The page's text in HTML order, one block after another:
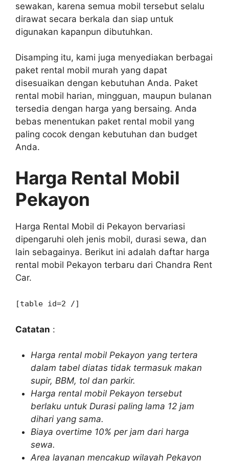
sewakan, karena semua mobil tersebut selalu
dirawat secara berkala dan siap untuk
digunakan kapanpun dibutuhkan.
Disamping itu, kami juga menyediakan berbagai
paket rental mobil murah yang dapat
disesuaikan dengan kebutuhan Anda. Paket
rental mobil harian, mingguan, maupun bulanan
tersedia dengan harga yang bersaing. Anda
bebas menentukan paket rental mobil yang
paling cocok dengan kebutuhan dan budget
Anda.
Harga Rental Mobil
Pekayon
Harga Rental Mobil di Pekayon bervariasi
dipengaruhi oleh jenis mobil, durasi sewa, dan
lain sebagainya. Berikut ini adalah daftar harga
rental mobil Pekayon terbaru dari Chandra Rent
Car.
[table id=2 /]
Catatan :
Harga rental mobil Pekayon yang tertera
dalam tabel diatas tidak termasuk makan
supir, BBM, tol dan parkir.
Harga rental mobil Pekayon tersebut
berlaku untuk Durasi paling lama 12 jam
dihari yang sama.
Biaya overtime 10% per jam dari harga
sewa.
Area layanan mencakup wilayah Pekayon